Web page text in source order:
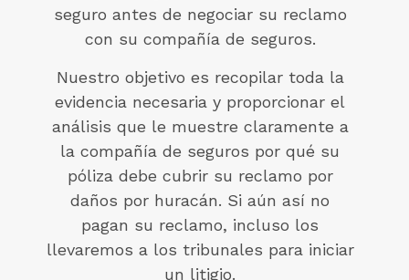
seguro antes de negociar su reclamo
con su compañía de seguros.
Nuestro objetivo es recopilar toda la
evidencia necesaria y proporcionar el
análisis que le muestre claramente a
la compañía de seguros por qué su
póliza debe cubrir su reclamo por
daños por huracán. Si aún así no
pagan su reclamo, incluso los
llevaremos a los tribunales para iniciar
un litigio.